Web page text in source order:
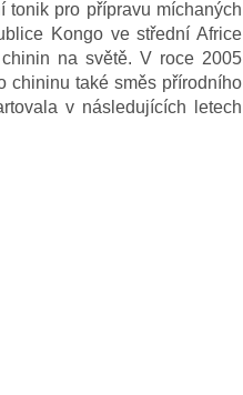
tonik pro přípravu míchaných
Kongo ve střední Africe
na světě. V roce 2005
chininu také směs přírodního
v následujících letech